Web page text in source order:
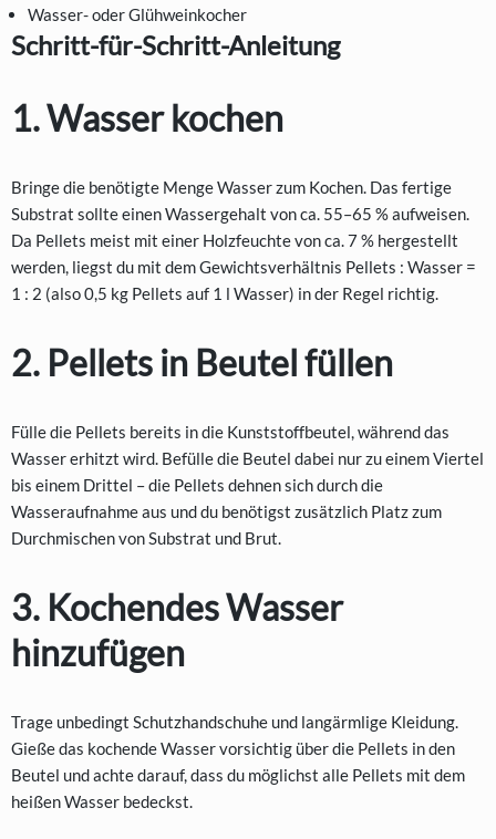
Wasser- oder Glühweinkocher
Schritt-für-Schritt-Anleitung
1. Wasser kochen
Bringe die benötigte Menge Wasser zum Kochen. Das fertige
Substrat sollte einen Wassergehalt von ca. 55–65 % aufweisen.
Da Pellets meist mit einer Holzfeuchte von ca. 7 % hergestellt
werden, liegst du mit dem Gewichtsverhältnis Pellets : Wasser =
1 : 2 (also 0,5 kg Pellets auf 1 l Wasser) in der Regel richtig.
2. Pellets in Beutel füllen
Fülle die Pellets bereits in die Kunststoffbeutel, während das
Wasser erhitzt wird. Befülle die Beutel dabei nur zu einem Viertel
bis einem Drittel – die Pellets dehnen sich durch die
Wasseraufnahme aus und du benötigst zusätzlich Platz zum
Durchmischen von Substrat und Brut.
3. Kochendes Wasser
hinzufügen
Trage unbedingt Schutzhandschuhe und langärmlige Kleidung.
Gieße das kochende Wasser vorsichtig über die Pellets in den
Beutel und achte darauf, dass du möglichst alle Pellets mit dem
heißen Wasser bedeckst.